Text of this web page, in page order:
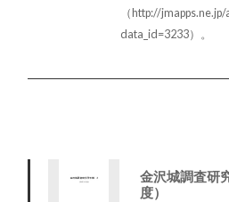
（http://
data_id=3233）。
金沢城調査研
度）